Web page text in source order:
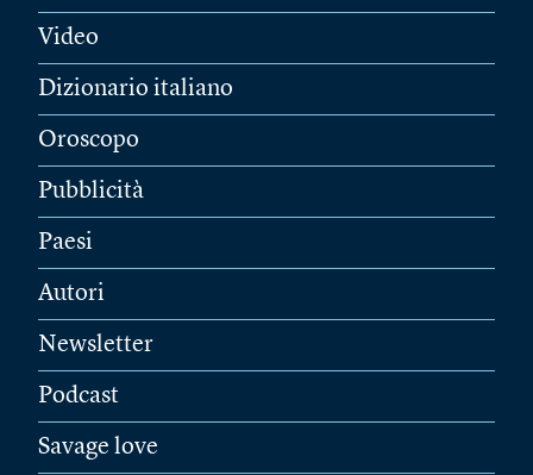
Video
Dizionario italiano
Oroscopo
Pubblicità
Paesi
Autori
Newsletter
Podcast
Savage love